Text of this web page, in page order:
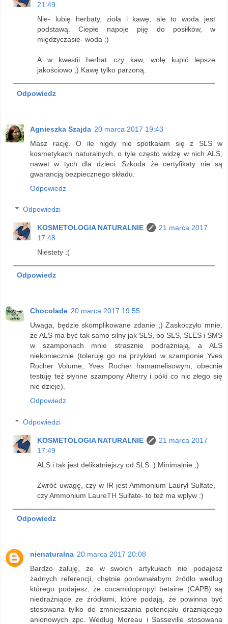
21:49
Nie- lubię herbaty, zioła i kawę, ale to woda jest
podstawą. Ciepłe napoje piję do posiłków, w
międzyczasie- woda :)
A w kwestii herbat czy kaw, wolę kupić lepsze
jakościowo ;) Kawę tylko parzoną.
Odpowiedz
Agnieszka Szajda 20 marca 2017 19:43
Masz rację. O ile nigdy nie spotkałam się z SLS w
kosmetykach naturalnych, o tyle często widzę w nich ALS,
nawet w tych dla dzieci. Szkoda że certyfikaty nie są
gwarancją bezpiecznego składu.
Odpowiedz
Odpowiedzi
KOSMETOLOGIA NATURALNIE
21 marca 2017
17:48
Niestety :(
Odpowiedz
Chocolade 20 marca 2017 19:55
Uwaga, będzie skomplikowane zdanie ;) Zaskoczyło mnie,
że ALS ma być tak samo silny jak SLS, bo SLS, SLES i SMS
w szamponach mnie strasznie podrażniają, a ALS
niekoniecznie (toleruję go na przykład w szamponie Yves
Rocher Volume, Yves Rocher hamamelisowym, obecnie
testuję też słynne szampony Alterry i póki co nic złego się
nie dzieje).
Odpowiedz
Odpowiedzi
KOSMETOLOGIA NATURALNIE
21 marca 2017
17:49
ALS i tak jest delikatniejszy od SLS :) Minimalnie ;)
Zwróć uwagę, czy w IR jest Ammonium Lauryl Sulfate,
czy Ammonium LaureTH Sulfate- to też ma wpływ :)
Odpowiedz
nienaturalna 20 marca 2017 20:08
Bardzo żałuję, że w swoich artykułach nie podajesz
żadnych referencji, chętnie porównałabym źródło według
którego podajesz, że cocamidopropyl betaine (CAPB) są
niedrażniące ze źródłami, które podają, że powinna być
stosowana tylko do zmniejszania potencjału drażniącego
anionowych zpc. Według Moreau i Sasseville stosowana